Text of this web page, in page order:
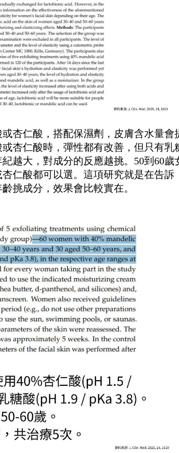
杏仁酸，搭配保濕劑，皮膚含水量會
杏仁酸時，彈性都有改善，但只有乳
越大，對成分的反應越挑。50到60歲
仁酸都可以選。這項研究就是在告訴
挑成分，效果會比較實在。